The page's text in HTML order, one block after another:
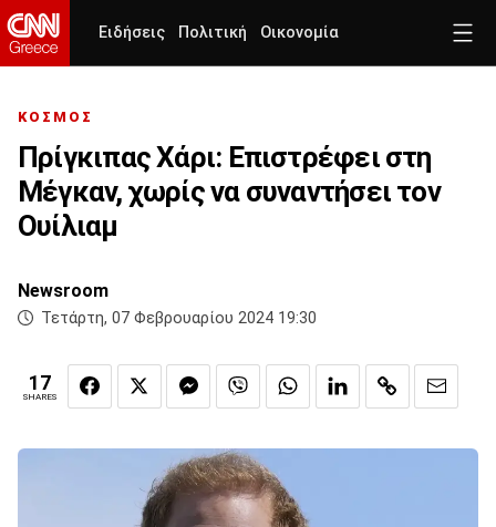
Ειδήσεις Πολιτική Οικονομία
ΚΟΣΜΟΣ
Πρίγκιπας Χάρι: Επιστρέφει στη
Μέγκαν, χωρίς να συναντήσει τον
Ουίλιαμ
Newsroom
Τετάρτη, 07 Φεβρουαρίου 2024 19:30
17
SHARES